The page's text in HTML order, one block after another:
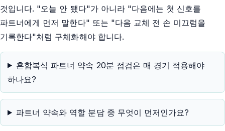
것입니다. "오늘 안 됐다"가 아니라 "다음에는 첫 신호를
파트너에게 먼저 말한다" 또는 "다음 교체 전 손 미끄럼을
기록한다"처럼 구체화해야 합니다.
혼합복식 파트너 약속 20분 점검은 매 경기 적용해야
하나요?
파트너 약속와 역할 분담 중 무엇이 먼저인가요?